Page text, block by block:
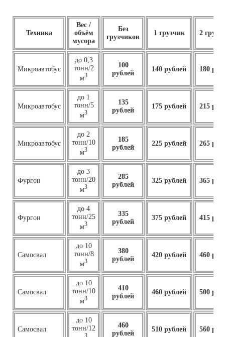
Техника
Вес /
объём
мусора
Без
грузчиков
1 грузчик 2
Микроавтобус
до 0,3
тонн/2
м3
100
рублей
140 рублей 180
Микроавтобус
до 1
тонн/5
м3
135
рублей
175 рублей 215
Микроавтобус
до 2
тонн/10
м3
185
рублей
225 рублей 265
Фургон
до 3
тонн/20
м3
285
рублей
325 рублей 365
Фургон
до 4
тонн/25
м3
335
рублей
375 рублей 415
Самосвал
до 10
тонн/8
м3
380
рублей
420 рублей 460
Самосвал
до 10
тонн/10
м3
410
рублей
460 рублей 500
Самосвал
до 10
тонн/12
3
460
рублей
510 рублей 560